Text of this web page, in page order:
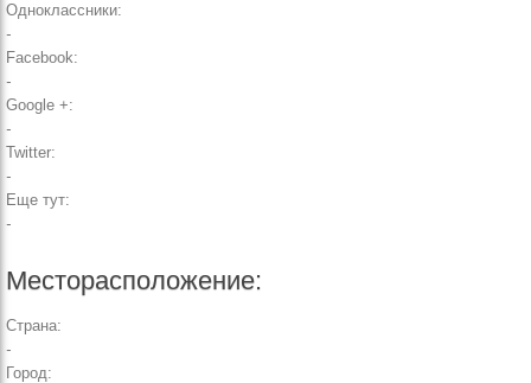
Одноклассники:
-
Facebook:
-
Google +:
-
Twitter:
-
Еще тут:
-
Месторасположение:
Страна:
-
Город: